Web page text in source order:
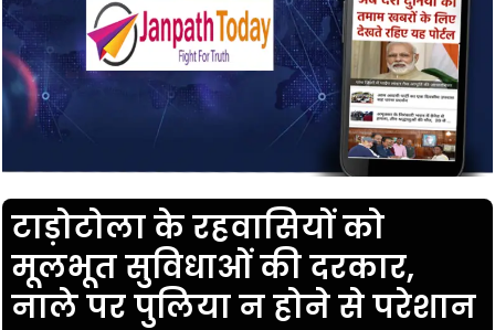
टाड़ोटोला के रहवासियों को
मूलभूत सुविधाओं की दरकार,
नाले पर पुलिया न होने से परेशान